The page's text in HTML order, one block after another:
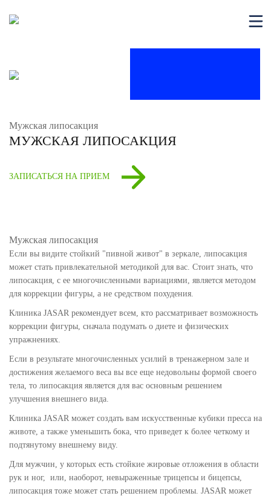
Мужская липосакция
МУЖСКАЯ ЛИПОСАКЦИЯ
ЗАПИСАТЬСЯ НА ПРИЕМ
Мужская липосакция
Если вы видите стойкий "пивной живот" в зеркале, липосакция
может стать привлекательной методикой для вас. Стоит знать, что
липосакция, с ее многочисленными вариациями, является методом
для коррекции фигуры, а не средством похудения.
Клиника JASAR рекомендует всем, кто рассматривает возможность
коррекции фигуры, сначала подумать о диете и физических
упражнениях.
Если в результате многочисленных усилий в тренажерном зале и
достижения желаемого веса вы все еще недовольны формой своего
тела, то липосакция является для вас основным решением
улучшения внешнего вида.
Клиника JASAR может создать вам искусственные кубики пресса на
животе, а также уменьшить бока, что приведет к более четкому и
подтянутому внешнему виду.
Для мужчин, у которых есть стойкие жировые отложения в области
рук и ног, или, наоборот, невыраженные трицепсы и бицепсы,
липосакция тоже может стать решением проблемы. JASAR может